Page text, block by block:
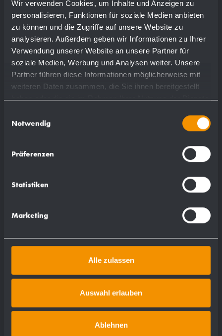
Wir verwenden Cookies, um Inhalte und Anzeigen zu
personalisieren, Funktionen für soziale Medien anbieten
zu können und die Zugriffe auf unsere Website zu
analysieren. Außerdem geben wir Informationen zu Ihrer
Verwendung unserer Website an unsere Partner für
soziale Medien, Werbung und Analysen weiter. Unsere
Partner führen diese Informationen möglicherweise mit
weiteren Daten zusammen, die Sie ihnen bereitgestellt
haben oder die sie im Rahmen Ihrer Nutzung der Dienste
Notwendig
Präferenzen
Statistiken
Marketing
Alle zulassen
Auswahl erlauben
Ablehnen
Normaldruck
Mehr